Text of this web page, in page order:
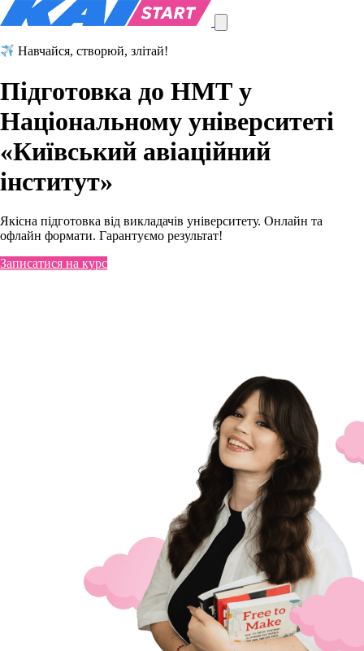
Навчайся, створюй, злітай!
Підготовка до НМТ у
Національному університеті
«Київський авіаційний
інститут»
Якісна підготовка від викладачів університету. Онлайн та
офлайн формати. Гарантуємо результат!
Записатися на курс